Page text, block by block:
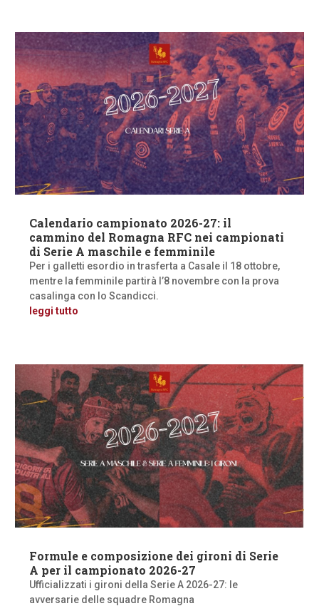
Calendario campionato 2026-27: il
cammino del Romagna RFC nei campionati
di Serie A maschile e femminile
Per i galletti esordio in trasferta a Casale il 18 ottobre,
mentre la femminile partirà l’8 novembre con la prova
casalinga con lo Scandicci.
leggi tutto
Formule e composizione dei gironi di Serie
A per il campionato 2026-27
Ufficializzati i gironi della Serie A 2026-27: le
avversarie delle squadre Romagna